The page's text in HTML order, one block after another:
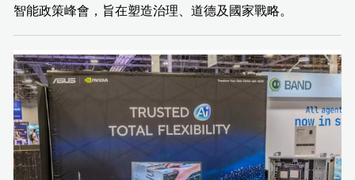
智能政策峰會，旨在塑造治理、道德及國家戰略。